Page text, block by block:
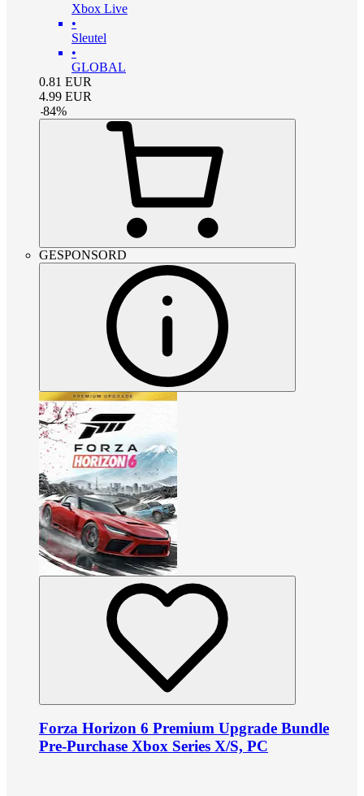
Xbox Live
•
Sleutel
•
GLOBAL
0.81 EUR
4.99 EUR
-84%
GESPONSORD
Forza Horizon 6 Premium Upgrade Bundle
Pre-Purchase Xbox Series X/S, PC